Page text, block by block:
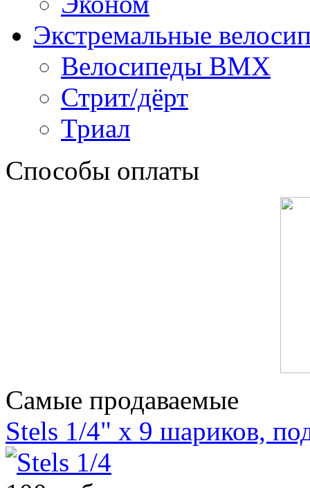
Экстремальные
Велосипеды BMX
Стрит/дёрт
Триал
Способы оплаты
Самые продаваемые
Stels 1/4" х 9 шариков,